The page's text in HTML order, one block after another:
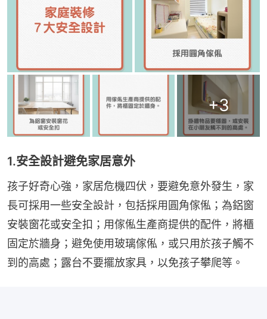
+3
1.安全設計避免家居意外
孩子好奇心強，家居危機四伏，要避免意外發生，家
長可採用一些安全設計，包括採用圓角傢俬；為鋁窗
安裝窗花或安全扣；用傢俬生產商提供的配件，將櫃
固定於牆身；避免使用玻璃傢俬，或只用於孩子觸不
到的高處；露台不要擺放家具，以免孩子攀爬等。